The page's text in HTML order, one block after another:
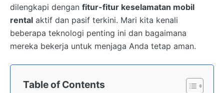
dilengkapi dengan fitur-fitur keselamatan mobil
rental aktif dan pasif terkini. Mari kita kenali
beberapa teknologi penting ini dan bagaimana
mereka bekerja untuk menjaga Anda tetap aman.
Table of Contents